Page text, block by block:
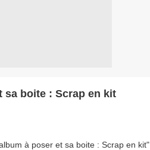
sa boite : Scrap en kit